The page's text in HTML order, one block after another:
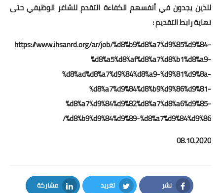
للذين يجدون في أنفسهم الكفاءة التقدم للشاغر الوظيفي حتى
نهاية رابط التقديم :
https://www.ihsanrd.org/ar/job/%d8%b9%d8%a7%d9%85%d9%84-
%d8%a5%d8%af%d8%a7%d8%b1%d8%a9-
%d8%ad%d8%a7%d9%84%d8%a9-%d9%81%d9%8a-
%d8%a7%d9%84%d8%b9%d9%86%d9%81-
%d8%a7%d9%84%d9%82%d8%a7%d8%a6%d9%85-
%d8%b9%d9%84%d9%89-%d8%a7%d9%84%d9%86/
08.10.2020
نشر تغريد مشاركة